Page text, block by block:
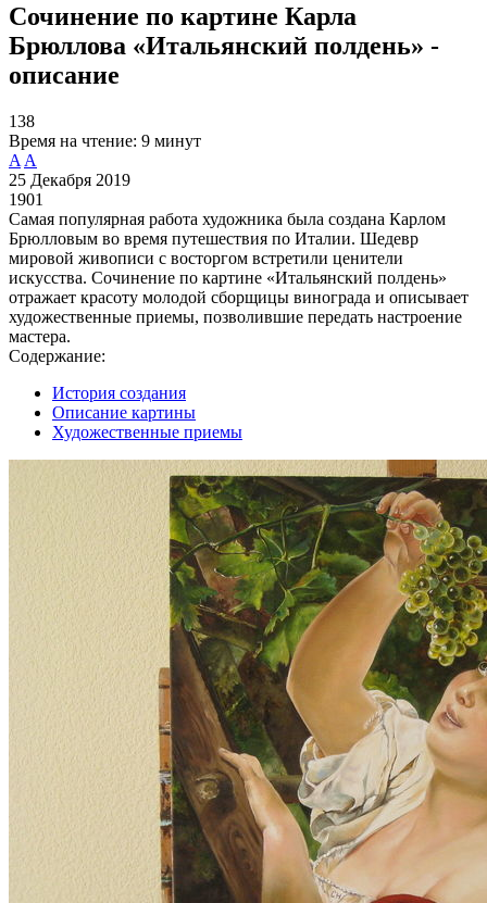
Сочинение по картине Карла
Брюллова «Итальянский полдень» -
описание
138
Время на чтение: 9 минут
A A
25 Декабря 2019
1901
Самая популярная работа художника была создана Карлом
Брюлловым во время путешествия по Италии. Шедевр
мировой живописи с восторгом встретили ценители
искусства. Сочинение по картине «Итальянский полдень»
отражает красоту молодой сборщицы винограда и описывает
художественные приемы, позволившие передать настроение
мастера.
Содержание:
История создания
Описание картины
Художественные приемы